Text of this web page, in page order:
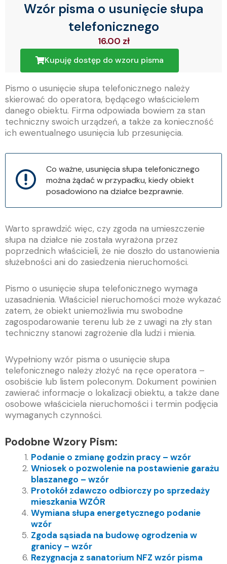
Wzór pisma o usunięcie słupa
telefonicznego
16.00 zł
Kupuję dostęp do wzoru pisma
Pismo o usunięcie słupa telefonicznego należy
skierować do operatora, będącego właścicielem
danego obiektu. Firma odpowiada bowiem za stan
techniczny swoich urządzeń, a także za konieczność
ich ewentualnego usunięcia lub przesunięcia.
Co ważne, usunięcia słupa telefonicznego
można żądać w przypadku, kiedy obiekt
posadowiono na działce bezprawnie.
Warto sprawdzić więc, czy zgoda na umieszczenie
słupa na działce nie została wyrażona przez
poprzednich właścicieli, że nie doszło do ustanowienia
służebności ani do zasiedzenia nieruchomości.
Pismo o usunięcie słupa telefonicznego wymaga
uzasadnienia. Właściciel nieruchomości może wykazać
zatem, że obiekt uniemożliwia mu swobodne
zagospodarowanie terenu lub że z uwagi na zły stan
techniczny stanowi zagrożenie dla ludzi i mienia.
Wypełniony wzór pisma o usunięcie słupa
telefonicznego należy złożyć na ręce operatora –
osobiście lub listem poleconym. Dokument powinien
zawierać informacje o lokalizacji obiektu, a także dane
osobowe właściciela nieruchomości i termin podjęcia
wymaganych czynności.
Podobne Wzory Pism:
Podanie o zmianę godzin pracy – wzór
Wniosek o pozwolenie na postawienie garażu
blaszanego – wzór
Protokół zdawczo odbiorczy po sprzedaży
mieszkania WZÓR
Wymiana słupa energetycznego podanie
wzór
Zgoda sąsiada na budowę ogrodzenia w
granicy – wzór
Rezygnacja z sanatorium NFZ wzór pisma